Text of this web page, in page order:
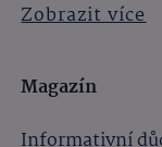
Zobrazit více
Magazín
Informativní